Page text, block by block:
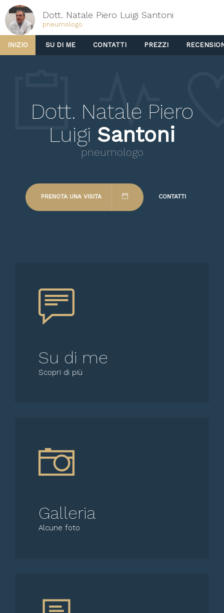
Dott. Natale Piero Luigi Santoni
pneumologo
INIZIO SU DI ME CONTATTI PREZZI
Dott. Natale Piero
Luigi Santoni
pneumologo
PRENOTA UNA VISITA CONTATTI
Su di me
Scopri di più
Galleria
Alcune foto